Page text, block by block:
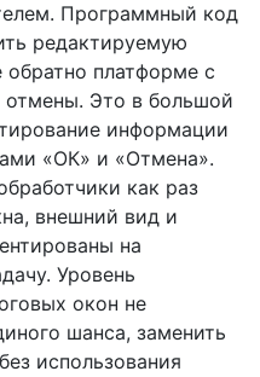
Программный код
редактируемую
платформе с
отмены. Это в большой
информации
«ОК» и «Отмена».
как раз
внешний вид и
на
Уровень
окон не
шанса, заменить
использования